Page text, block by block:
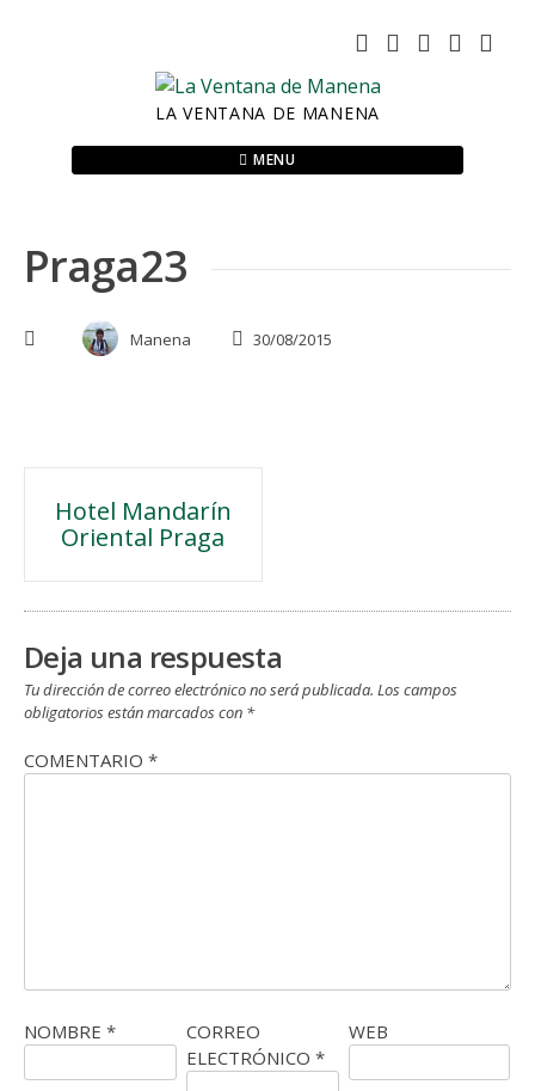
LA VENTANA DE MANENA
MENU
Praga23
Manena 30/08/2015
Navegación
de
entradas
Hotel Mandarín
Oriental Praga
Deja una respuesta
Tu dirección de correo electrónico no será publicada. Los campos
obligatorios están marcados con *
COMENTARIO *
NOMBRE *
CORREO
ELECTRÓNICO *
WEB